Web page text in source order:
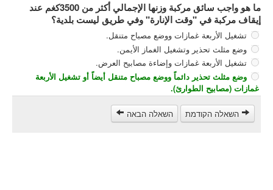
دراجة نارية (A)
تراكتور (1)
مركبة شحن خفيف (C1)
مركبة شحن ثقيل (C)
مركبة عمومية (D)
מאגר שאלות
ما هو واجب سائق مركبة وزنها الإجمالي أكثر من 3500كغم عند
إيقاف مركبة في "وقت الإنارة" وفي طريق ليست بلدية؟
تشغيل الأربعة غمازات ووضع مصباح متنقل.
وضع مثلث تحذير وتشغيل الغماز الأيمن.
تشغيل الأربعة غمازات وإضاءة مصابيح العرض.
وضع مثلث تحذير دائماً ووضع مصباح متنقل أيضاً أو تشغيل الأربعة
غمازات (مصابيح الطوارئ).
השאלה הקודמת השאלה הבאה